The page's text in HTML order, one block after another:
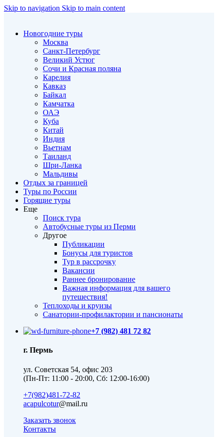
Skip to navigation Skip to main content
Новогодние туры
Москва
Санкт-Петербург
Великий Устюг
Сочи и Красная поляна
Карелия
Кавказ
Байкал
Камчатка
ОАЭ
Куба
Китай
Индия
Вьетнам
Таиланд
Шри-Ланка
Мальдивы
Отдых за границей
Туры по России
Горящие туры
Еще
Поиск тура
Автобусные туры из Перми
Другое
Публикации
Бонусы для туристов
Тур в рассрочку
Вакансии
Раннее бронирование
Важная информация для вашего
путешествия!
Теплоходы и круизы
Санатории-профилактории и пансионаты
+7 (982) 481 72 82
г. Пермь
ул. Советская 54, офис 203
(Пн-Пт: 11:00 - 20:00, Сб: 12:00-16:00)
+7(982)481-72-82
acapulcotur@mail.ru
Заказать звонок
Контакты